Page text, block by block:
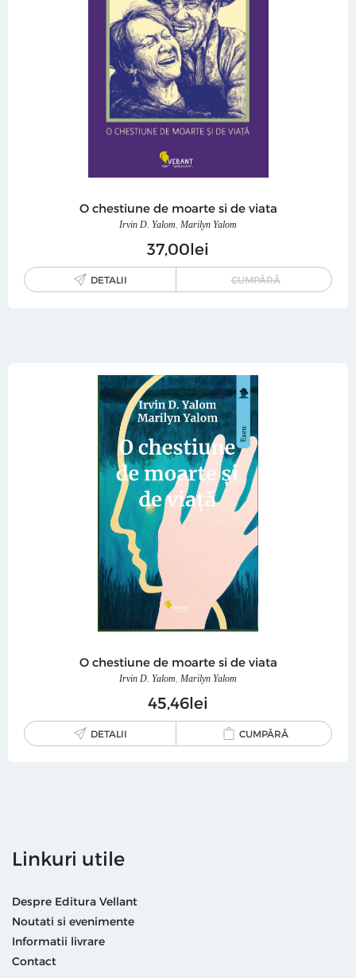
O chestiune de moarte si de viata
Irvin D. Yalom, Marilyn Yalom
37 00lei
DETALII CUMPĂRĂ
O chestiune de moarte si de viata
Irvin D. Yalom, Marilyn Yalom
45 46lei
DETALII CUMPĂRĂ
Linkuri utile
Despre Editura Vellant
Noutati si evenimente
Informatii livrare
Contact